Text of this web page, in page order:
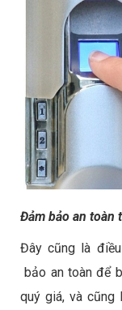
Đảm bảo an toàn
Đây cũng là
bảo an toàn để
quý giá, và cũng